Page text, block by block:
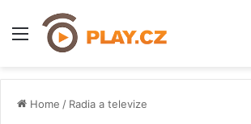
Menu
Home / Radia a televize